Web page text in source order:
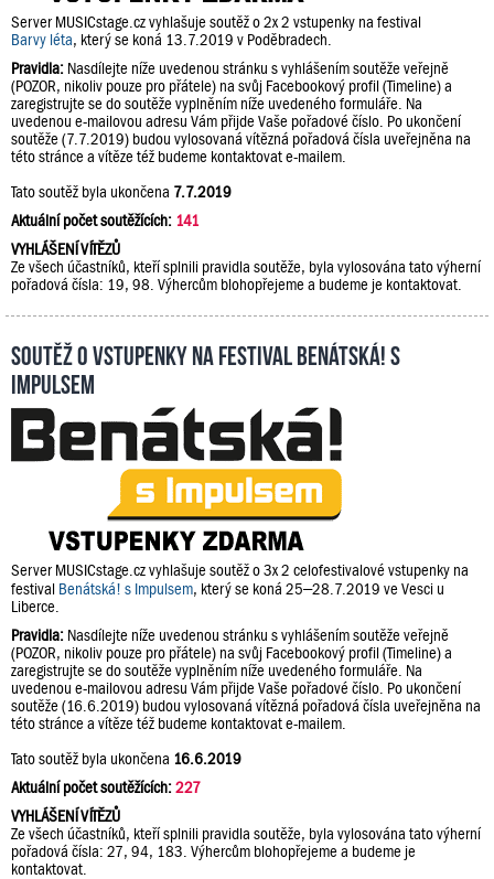
Server MUSICstage.cz vyhlašuje soutěž o 2x 2 vstupenky na festival
Barvy léta, který se koná 13.7.2019 v Poděbradech.
Pravidla: Nasdílejte níže uvedenou stránku s vyhlášením soutěže veřejně
(POZOR, nikoliv pouze pro přátele) na svůj Facebookový profil (Timeline) a
zaregistrujte se do soutěže vyplněním níže uvedeného formuláře. Na
uvedenou e-mailovou adresu Vám přijde Vaše pořadové číslo. Po ukončení
soutěže (7.7.2019) budou vylosovaná vítězná pořadová čísla uveřejněna na
této stránce a vítěze též budeme kontaktovat e-mailem.
Tato soutěž byla ukončena 7.7.2019
Aktuální počet soutěžících: 141
VYHLÁŠENÍ VÍTĚZŮ
Ze všech účastníků, kteří splnili pravidla soutěže, byla vylosována tato výherní
pořadová čísla: 19, 98. Výhercům blohopřejeme a budeme je kontaktovat.
Soutěž o vstupenky na festival Benátská! s
Impulsem
Server MUSICstage.cz vyhlašuje soutěž o 3x 2 celofestivalové vstupenky na
festival Benátská! s Impulsem, který se koná 25–28.7.2019 ve Vesci u
Liberce.
Pravidla: Nasdílejte níže uvedenou stránku s vyhlášením soutěže veřejně
(POZOR, nikoliv pouze pro přátele) na svůj Facebookový profil (Timeline) a
zaregistrujte se do soutěže vyplněním níže uvedeného formuláře. Na
uvedenou e-mailovou adresu Vám přijde Vaše pořadové číslo. Po ukončení
soutěže (16.6.2019) budou vylosovaná vítězná pořadová čísla uveřejněna na
této stránce a vítěze též budeme kontaktovat e-mailem.
Tato soutěž byla ukončena 16.6.2019
Aktuální počet soutěžících:227
VYHLÁŠENÍ VÍTĚZŮ
Ze všech účastníků, kteří splnili pravidla soutěže, byla vylosována tato výherní
pořadová čísla: 27, 94, 183. Výhercům blohopřejeme a budeme je
kontaktovat.